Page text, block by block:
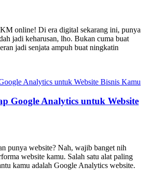
online! Di era digital sekarang ini, punya
jadi keharusan, lho. Bukan cuma buat
jadi senjata ampuh buat ningkatin
Google Analytics untuk Website
punya website? Nah, wajib banget nih
website kamu. Salah satu alat paling
kamu adalah Google Analytics website.